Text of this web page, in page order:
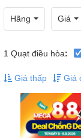
Hãng Giá
1 Quạt điều hòa:
Giá thấp Giá